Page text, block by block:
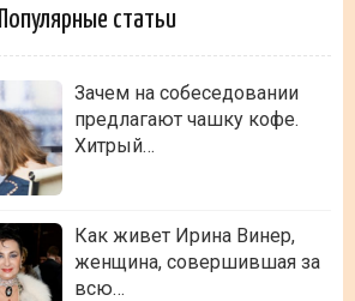
Популярные статьи
Зачем на собеседовании
предлагают чашку кофе.
Хитрый…
Как живет Ирина Винер,
женщина, совершившая за
всю…